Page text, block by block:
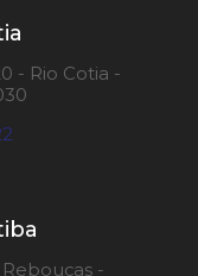
- Rio Cotia -
-